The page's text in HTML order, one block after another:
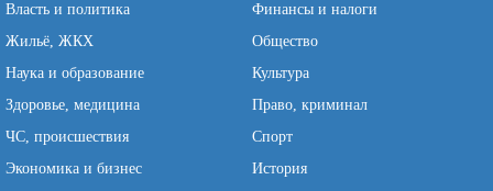
Власть и политика
Финансы и налоги
Жильё, ЖКХ
Общество
Наука и образование
Культура
Здоровье, медицина
Право, криминал
ЧС, происшествия
Спорт
Экономика и бизнес
История